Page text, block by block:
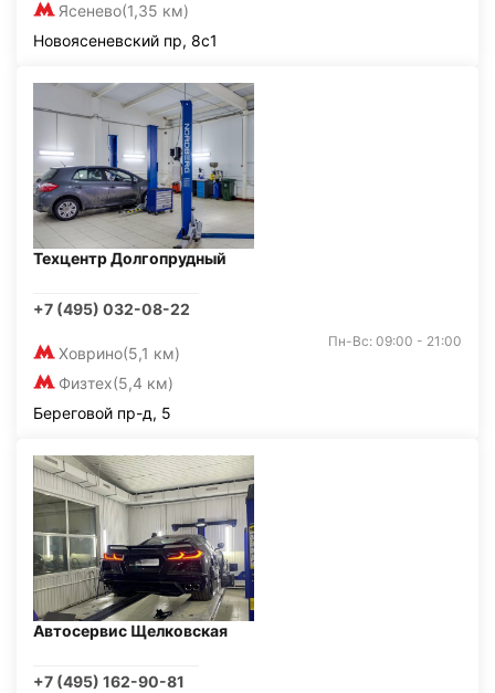
Ясенево(1,35 км)
Новоясеневский пр, 8с1
Техцентр Долгопрудный
+7 (495) 032-08-22
Ховрино(5,1 км)
Физтех(5,4 км)
Пн-Вс: 09:00 - 21:00
Береговой пр-д, 5
Автосервис Щелковская
+7 (495) 162-90-81